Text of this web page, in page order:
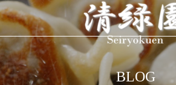
BLOG